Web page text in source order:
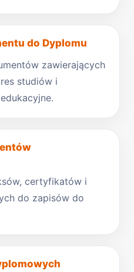
do Dyplomu
zawierających
studiów i
certyfikatów i
do zapisów do